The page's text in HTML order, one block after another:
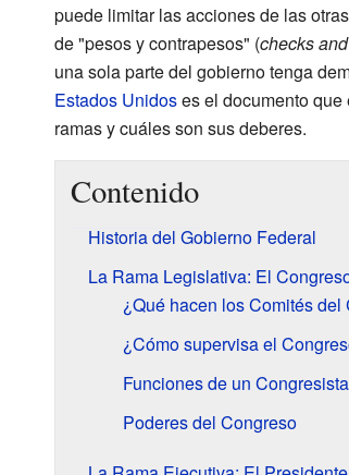
puede limitar las acciones de las
de "pesos y contrapesos" (checks
una sola parte del gobierno tenga
Estados Unidoses el documento que
ramas y cuáles son sus deberes.
Contenido
Historia del Gobierno Federal
La Rama Legislativa: El
¿Qué hacen los Comités del
¿Cómo supervisa el
Funciones de un Congresista
Poderes del Congreso